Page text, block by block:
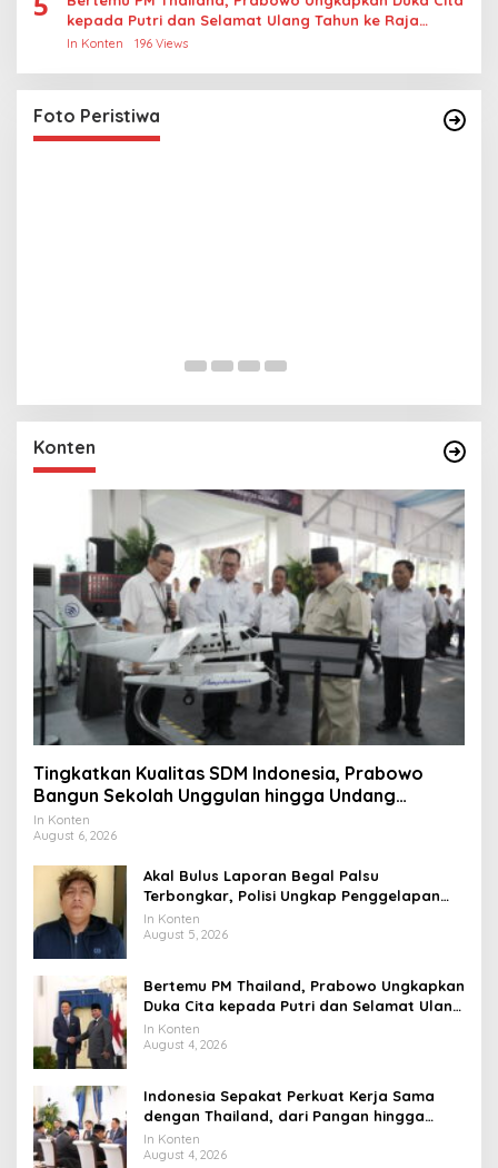
kepada Putri dan Selamat Ulang Tahun ke Raja
Thailand
In Konten 196 Views
Foto Peristiwa
Yatim dan Fakir Miskin, Ustad Malik: Mari Kita
Berlomba Dalam Kebaikan
In Foto Peristiwa |
Konten
Tingkatkan Kualitas SDM Indonesia, Prabowo
Bangun Sekolah Unggulan hingga Undang
Universitas Terbaik Dunia
In Konten
August 6, 2026
Akal Bulus Laporan Begal Palsu
Terbongkar, Polisi Ungkap Penggelapan
Uang Perusahaan untuk Crypto
In Konten
August 5, 2026
Bertemu PM Thailand, Prabowo Ungkapkan
Duka Cita kepada Putri dan Selamat Ulang
Tahun ke Raja Thailand
In Konten
August 4, 2026
Indonesia Sepakat Perkuat Kerja Sama
dengan Thailand, dari Pangan hingga
Ekonomi Digital
In Konten
August 4, 2026